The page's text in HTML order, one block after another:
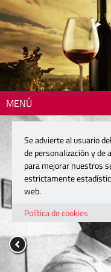
MENÚ
Se advierte al usuario
de personalización y de
para mejorar nuestros
estrictamente
web.
Política de cookies